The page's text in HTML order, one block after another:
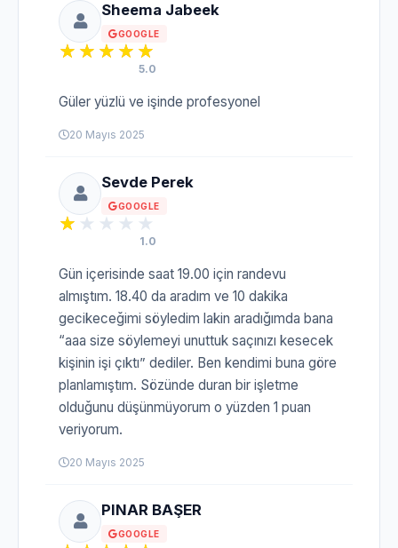
Sheema Jabeek
GOOGLE
5.0
Güler yüzlü ve işinde profesyonel
20 Mayıs 2025
Sevde Perek
GOOGLE
1.0
Gün içerisinde saat 19.00 için randevu
almıştım. 18.40 da aradım ve 10 dakika
gecikeceğimi söyledim lakin aradığımda bana
“aaa size söylemeyi unuttuk saçınızı kesecek
kişinin işi çıktı” dediler. Ben kendimi buna göre
planlamıştım. Sözünde duran bir işletme
olduğunu düşünmüyorum o yüzden 1 puan
veriyorum.
20 Mayıs 2025
PINAR BAŞER
GOOGLE